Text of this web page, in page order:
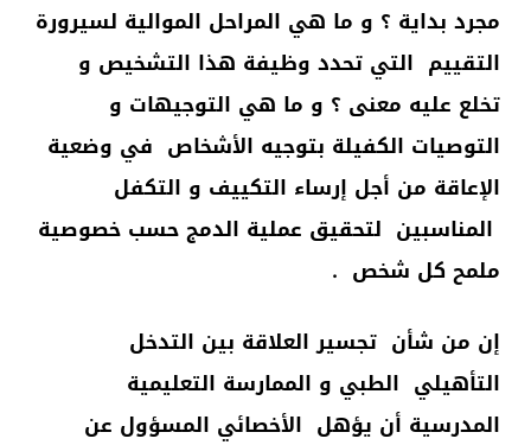
مجرد بداية ؟ و ما هي المراحل الموالية لسيرورة
التقييم التي تحدد وظيفة هذا التشخيص و
تخلع عليه معنى ؟ و ما هي التوجيهات و
التوصيات الكفيلة بتوجيه الأشخاص في وضعية
الإعاقة من أجل إرساء التكييف و التكفل
المناسبين لتحقيق عملية الدمج حسب خصوصية
ملمح كل شخص .
إن من شأن تجسير العلاقة بين التدخل
التأهيلي الطبي و الممارسة التعليمية
المدرسية أن يؤهل الأخصائي المسؤول عن